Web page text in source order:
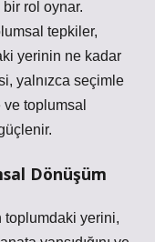
rol oynar.
tepkiler,
yerinin ne kadar
yalnızca seçimle
toplumsal
Dönüşüm
toplumdaki yerini,